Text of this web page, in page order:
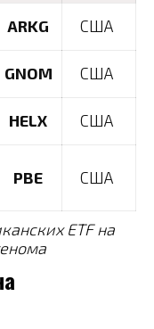
ARKG
США
GNOM
США
HELX
США
PBE США
ETF на